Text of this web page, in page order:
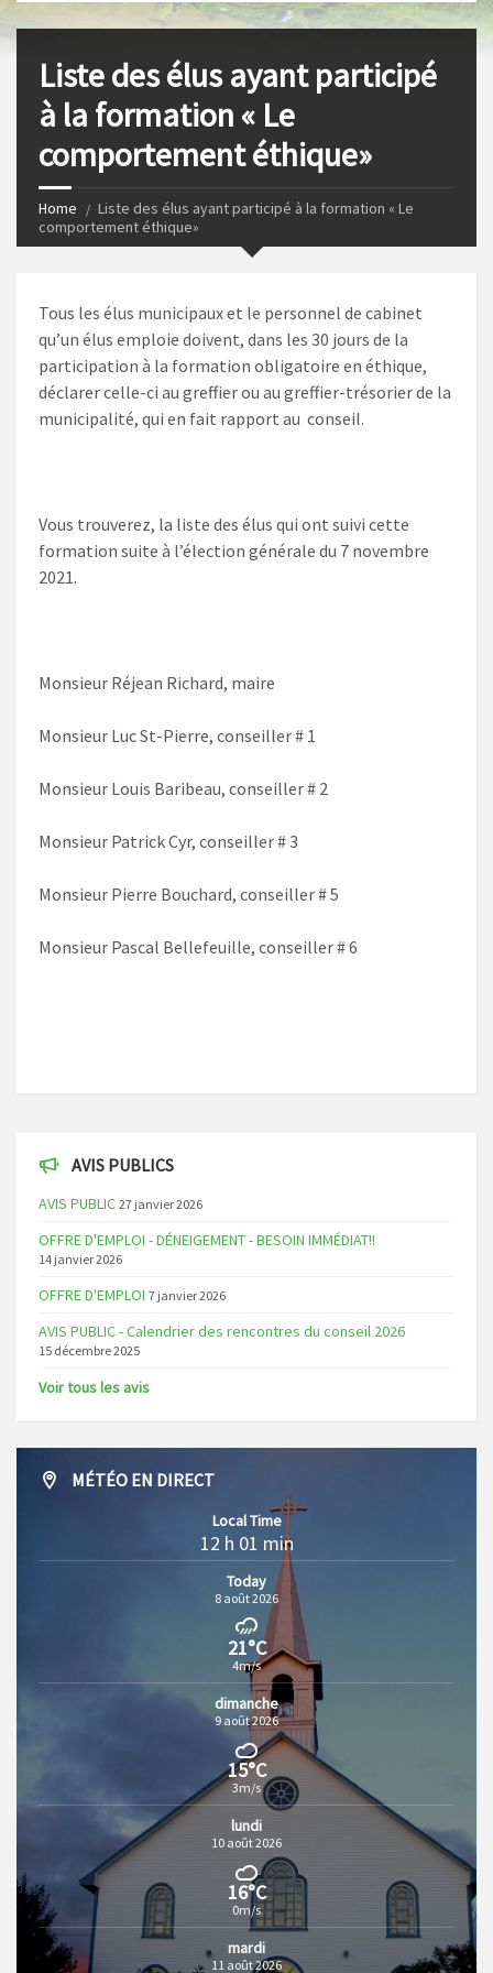
Liste des élus ayant participé
à la formation « Le
comportement éthique»
Home
Liste des élus ayant participé à la formation « Le
comportement éthique»
Tous les élus municipaux et le personnel de cabinet
qu’un élus emploie doivent, dans les 30 jours de la
participation à la formation obligatoire en éthique,
déclarer celle-ci au greffier ou au greffier-trésorier de la
municipalité, qui en fait rapport au conseil.
Vous trouverez, la liste des élus qui ont suivi cette
formation suite à l’élection générale du 7 novembre
2021.
Monsieur Réjean Richard, maire
Monsieur Luc St-Pierre, conseiller # 1
Monsieur Louis Baribeau, conseiller # 2
Monsieur Patrick Cyr, conseiller # 3
Monsieur Pierre Bouchard, conseiller # 5
Monsieur Pascal Bellefeuille, conseiller # 6
AVIS PUBLICS
AVIS PUBLIC 27 janvier 2026
OFFRE D'EMPLOI - DÉNEIGEMENT - BESOIN IMMÉDIAT!!
14 janvier 2026
OFFRE D'EMPLOI 7 janvier 2026
AVIS PUBLIC - Calendrier des rencontres du conseil 2026
15 décembre 2025
Voir tous les avis
MÉTÉO EN DIRECT
Local Time
12 h 01 min
Today
8 août 2026
21°C
4m/s
dimanche
9 août 2026
15°C
3m/s
lundi
10 août 2026
16°C
0m/s
mardi
11 août 2026